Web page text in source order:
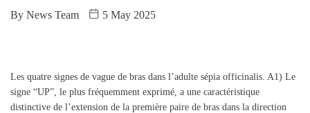
By News Team 5 May 2025
Les quatre signes de vague de bras dans l’adulte sépia officinalis. A1) Le
signe “UP”, le plus fréquemment exprimé, a une caractéristique
distinctive de l’extension de la première paire de bras dans la direction